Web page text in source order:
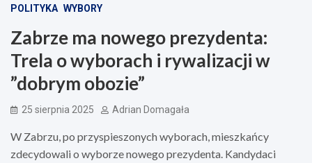
POLITYKA WYBORY
Zabrze ma nowego prezydenta:
Trela o wyborach i rywalizacji w
”dobrym obozie”
25 sierpnia 2025 Adrian Domagała
W Zabrzu, po przyspieszonych wyborach, mieszkańcy
zdecydowali o wyborze nowego prezydenta. Kandydaci